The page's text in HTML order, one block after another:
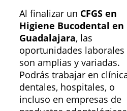
Al finalizar un CFGS en
Higiene Bucodental en
Guadalajara, las
oportunidades laborales
son amplias y variadas.
Podrás trabajar en
dentales, hospitales, o
incluso en empresas de